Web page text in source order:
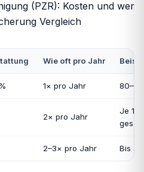
Wie oft pro Jahr
1× pro Jahr
2× pro Jahr
Je
2–3× pro Jahr Bis